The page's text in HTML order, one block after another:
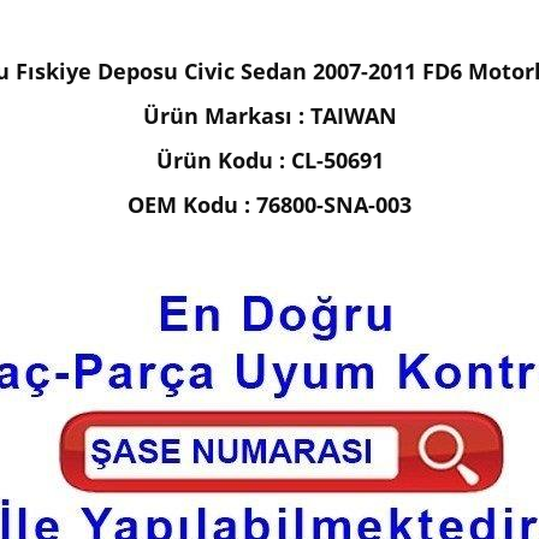
Fıskiye Deposu Civic Sedan 2007-2011 FD6
Ürün Markası : TAIWAN
Ürün Kodu : CL-50691
OEM Kodu : 76800-SNA-003